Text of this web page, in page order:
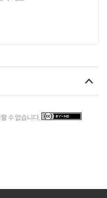
수 없습니다.